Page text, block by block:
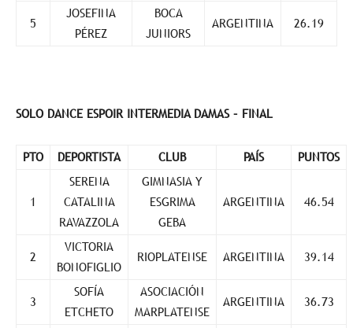
5
JOSEFINA
PÉREZ
BOCA
JUNIORS
ARGENTINA 26.19
SOLO DANCE ESPOIR INTERMEDIA DAMAS – FINAL
PTO DEPORTISTA CLUB PAÍS PUNTOS
1
SERENA
CATALINA
RAVAZZOLA
GIMNASIA Y
ESGRIMA
GEBA
ARGENTINA 46.54
2
VICTORIA
BONOFIGLIO
RIOPLATENSE ARGENTINA 39.14
3
SOFÍA
ETCHETO
ASOCIACIÓN
MARPLATENSE
ARGENTINA 36.73